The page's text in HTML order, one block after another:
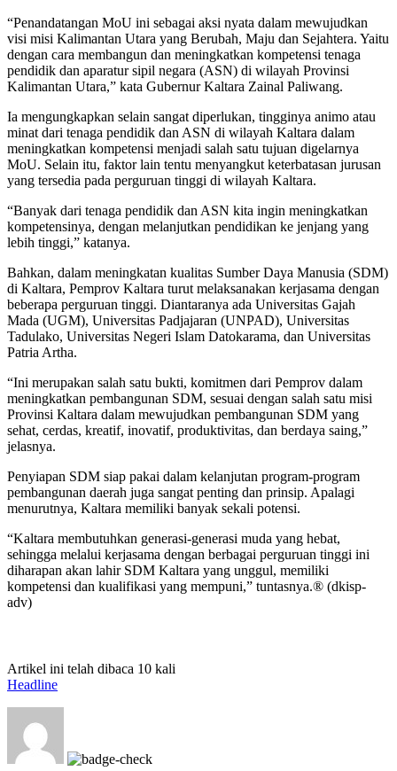
“Penandatangan MoU ini sebagai aksi nyata dalam mewujudkan
visi misi Kalimantan Utara yang Berubah, Maju dan Sejahtera. Yaitu
dengan cara membangun dan meningkatkan kompetensi tenaga
pendidik dan aparatur sipil negara (ASN) di wilayah Provinsi
Kalimantan Utara,” kata Gubernur Kaltara Zainal Paliwang.
Ia mengungkapkan selain sangat diperlukan, tingginya animo atau
minat dari tenaga pendidik dan ASN di wilayah Kaltara dalam
meningkatkan kompetensi menjadi salah satu tujuan digelarnya
MoU. Selain itu, faktor lain tentu menyangkut keterbatasan jurusan
yang tersedia pada perguruan tinggi di wilayah Kaltara.
“Banyak dari tenaga pendidik dan ASN kita ingin meningkatkan
kompetensinya, dengan melanjutkan pendidikan ke jenjang yang
lebih tinggi,” katanya.
Bahkan, dalam meningkatan kualitas Sumber Daya Manusia (SDM)
di Kaltara, Pemprov Kaltara turut melaksanakan kerjasama dengan
beberapa perguruan tinggi. Diantaranya ada Universitas Gajah
Mada (UGM), Universitas Padjajaran (UNPAD), Universitas
Tadulako, Universitas Negeri Islam Datokarama, dan Universitas
Patria Artha.
“Ini merupakan salah satu bukti, komitmen dari Pemprov dalam
meningkatkan pembangunan SDM, sesuai dengan salah satu misi
Provinsi Kaltara dalam mewujudkan pembangunan SDM yang
sehat, cerdas, kreatif, inovatif, produktivitas, dan berdaya saing,”
jelasnya.
Penyiapan SDM siap pakai dalam kelanjutan program-program
pembangunan daerah juga sangat penting dan prinsip. Apalagi
menurutnya, Kaltara memiliki banyak sekali potensi.
“Kaltara membutuhkan generasi-generasi muda yang hebat,
sehingga melalui kerjasama dengan berbagai perguruan tinggi ini
diharapan akan lahir SDM Kaltara yang unggul, memiliki
kompetensi dan kualifikasi yang mempuni,” tuntasnya.® (dkisp-
adv)
Artikel ini telah dibaca 10 kali
Headline